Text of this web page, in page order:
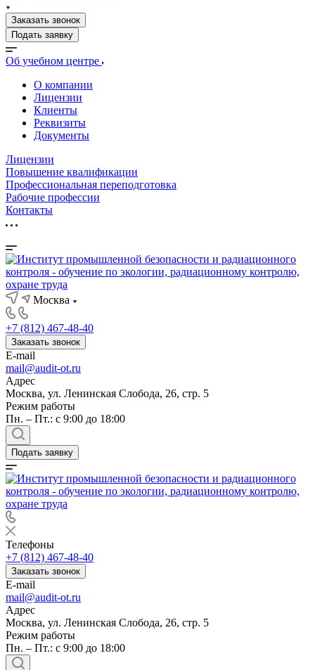
Заказать звонок
Подать заявку
Об учебном центре
О компании
Лицензии
Клиенты
Реквизиты
Документы
Лицензии
Повышение квалификации
Профессиональная переподготовка
Рабочие профессии
Контакты
Москва
+7 (812) 467-48-40
Заказать звонок
E-mail
mail@audit-ot.ru
Адрес
Москва, ул. Ленинская Слобода, 26, стр. 5
Режим работы
Пн. – Пт.: с 9:00 до 18:00
Подать заявку
Телефоны
+7 (812) 467-48-40
Заказать звонок
E-mail
mail@audit-ot.ru
Адрес
Москва, ул. Ленинская Слобода, 26, стр. 5
Режим работы
Пн. – Пт.: с 9:00 до 18:00